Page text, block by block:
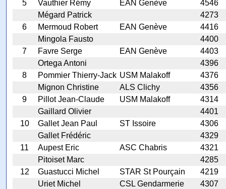
5 Vauthier Rémy EAN Genève
4546
Mégard Patrick
4273
6
Mermoud Robert EAN Genève
4416
Mingola Fausto
4400
7
Favre Serge EAN Genève
4403
Ortega Antoni
4396
8
Pommier Thierry-Jack USM Malakoff
4376
Mignon Christine
ALS Clichy
4356
9
Pillot Jean-Claude USM Malakoff
4314
Gaillard Olivier
4401
10
Gallet Jean Paul ST Issoire
4306
Gallet Frédéric
4329
11
Aupest Eric ASC Chabris
4321
Pitoiset Marc
4285
12
Guastucci Michel STAR St Pourçain
4219
Uriet Michel
CSL Gendarmerie
4307